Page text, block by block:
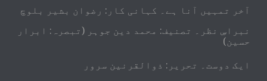
آخر تمہیں آنا ہے۔ کہانی کار: رضوان بشیر بلوچ
نبراسِ نظر۔ تصنیف: محمد دین جوہر (تبصرہ: ابرار
حسین)
ایک دوست۔ تحریر: ذوالقرنین سرور